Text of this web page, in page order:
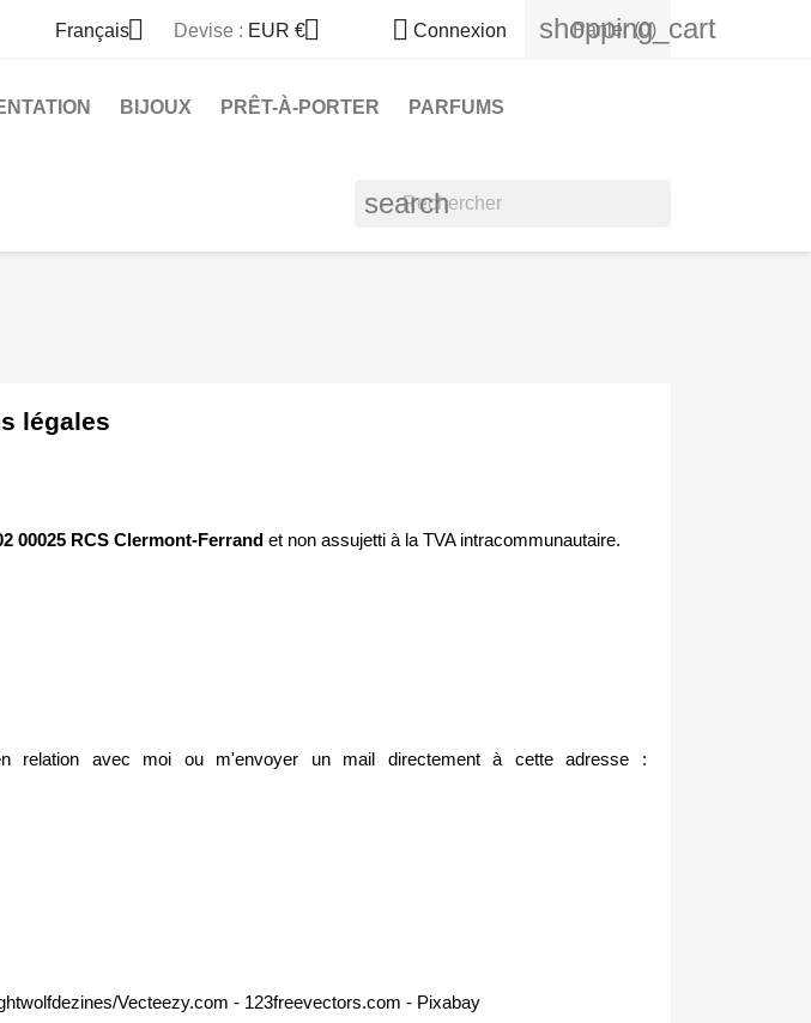
Français Devise : EUR €  Connexion shopping_cart
Panier (0)
BIJOUX PRÊT-À-PORTER PARFUMS
search
légales
00025 RCS Clermont-Ferrand et non assujetti à la TVA intracommunautaire.
relation avec moi ou m'envoyer un mail directement à cette adresse :
/Vecteezy.com - 123freevectors.com - Pixabay